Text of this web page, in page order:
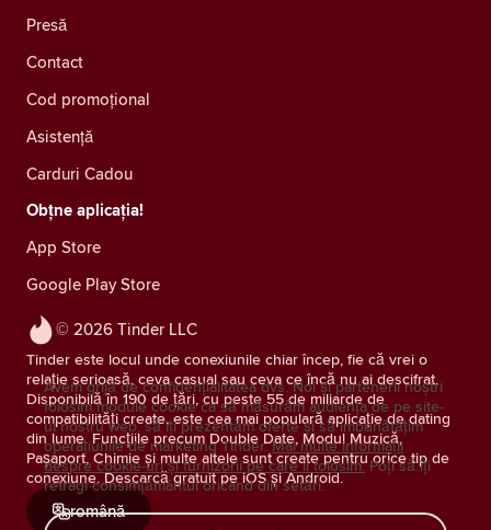
© 2026 Tinder LLC
Tinder este locul unde conexiunile chiar încep, fie că vrei o
relație serioasă, ceva casual sau ceva ce încă nu ai descifrat.
Disponibilă în 190 de țări, cu peste 55 de miliarde de
compatibilități create, este cea mai populară aplicație de dating
din lume. Funcțiile precum Double Date, Modul Muzică,
Pașaport, Chimie și multe altele sunt create pentru orice tip de
conexiune. Descarcă gratuit pe iOS și Android.
română
Presă
Contact
Cod promoțional
Asistență
Carduri Cadou
Obțne aplicația!
App Store
Google Play Store
Avem grijă de confidențialitatea dvs. Noi și partenerii noștri
folosim module cookie ca să măsurăm audiența de pe site-
ul nostru web, să îți prezentăm oferte și să îmbunătățim
operațiunile de marketing Tinder. Mai multe informații
despre cookie-uri și furnizorii pe care îi folosim. Poți să îți
retragi consimţământul oricând din setări.